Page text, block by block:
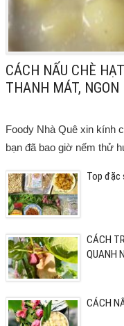
CÁCH NẤU CHÈ
THANH MÁT, NGON
Foody Nhà Quê xin kính
bạn đã bao giờ nếm thử
Top đặc
CÁCH
QUANH
CÁCH